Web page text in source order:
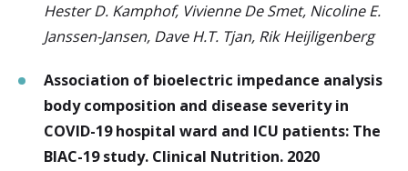
Hester D. Kamphof, Vivienne De Smet, Nicoline E.
Janssen-Jansen, Dave H.T. Tjan, Rik Heijligenberg
Association of bioelectric impedance analysis
body composition and disease severity in
COVID-19 hospital ward and ICU patients: The
BIAC-19 study. Clinical Nutrition. 2020